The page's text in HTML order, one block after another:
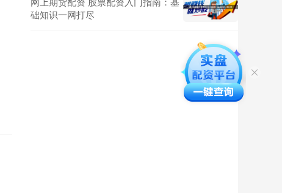
础知识一网打尽